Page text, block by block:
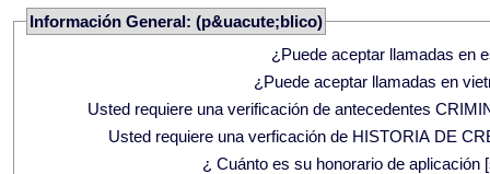
Información General: (p&uacute;blico)
¿Puede aceptar llamadas en
¿Puede aceptar llamadas en
Usted requiere una verificación de antecedentes
Usted requiere una verficación de HISTORIA DE
¿ Cuánto es su honorario de aplicación